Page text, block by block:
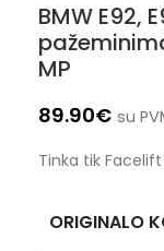
BMW E92,
MP
89.90€ su
Tinka tik
ORIGINALO